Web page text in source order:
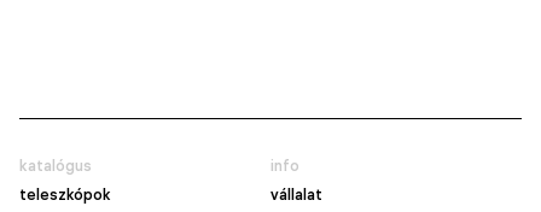
katalógus
teleszkópok
info
vállalat